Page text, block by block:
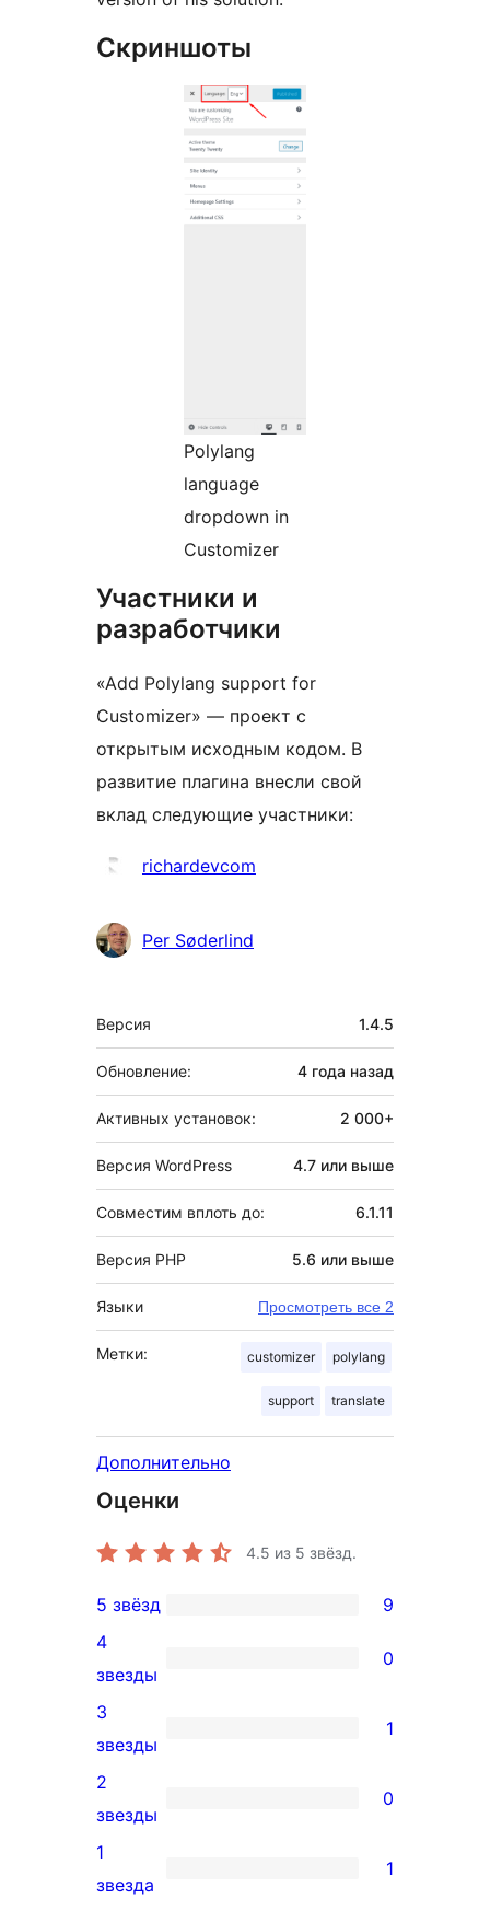
Скриншоты
Polylang
language
dropdown in
Customizer
Участники и
разработчики
«Add Polylang support for
Customizer» — проект с
открытым исходным кодом. В
развитие плагина внесли свой
вклад следующие участники:
Участники
richardevcom
Per Søderlind
Мета
Версия 1.4.5
Обновление: 4 года назад
Активных установок: 2 000+
Версия WordPress 4.7 или выше
Совместим вплоть до: 6.1.11
Версия PHP 5.6 или выше
Языки Просмотреть все 2
Метки: customizer polylang
support translate
Дополнительно
Оценки
4.5 из 5 звёзд.
9
5-
звездный
отзыв
5 звёзд 9
0
4-
звездный
отзыв
4
звезды
0
1
3-
звездный
отзыв
3
звезды
1
0
2-
звездный
2
звезды
0
1
1
звезда
1